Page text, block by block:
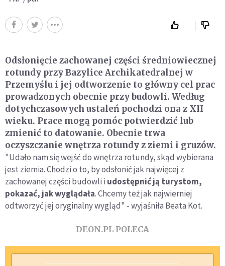
Odsłonięcie zachowanej części średniowiecznej
rotundy przy Bazylice Archikatedralnej w
Przemyślu i jej odtworzenie to główny cel prac
prowadzonych obecnie przy budowli. Według
dotychczasowych ustaleń pochodzi ona z XII
wieku. Prace mogą pomóc potwierdzić lub
zmienić to datowanie. Obecnie trwa
oczyszczanie wnętrza rotundy z ziemi i gruzów.
"Udało nam się wejść do wnętrza rotundy, skąd wybierana
jest ziemia. Chodzi o to, by odsłonić jak najwięcej z
zachowanej części budowli i udostępnić ją turystom,
pokazać, jak wyglądała. Chcemy też jak najwierniej
odtworzyć jej oryginalny wygląd" - wyjaśniła Beata Kot.
DEON.PL POLECA